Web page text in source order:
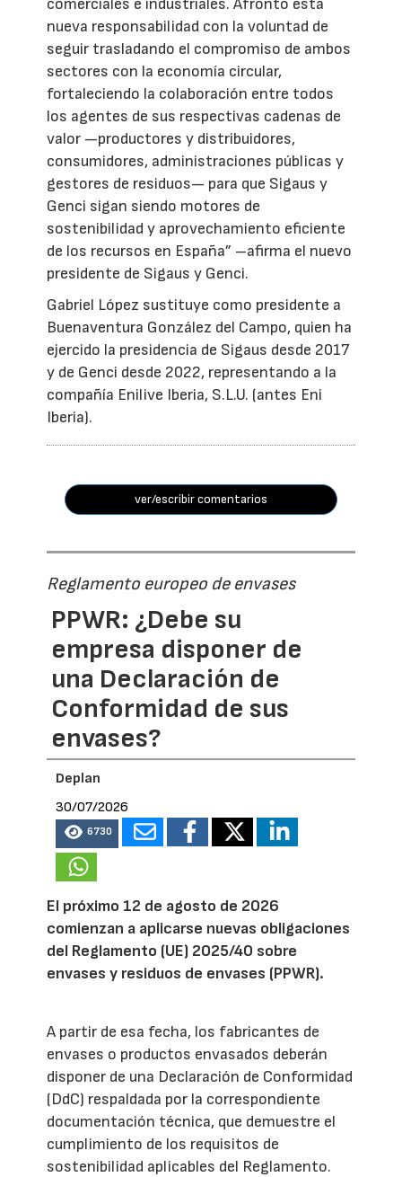
comerciales e industriales. Afronto esta
nueva responsabilidad con la voluntad de
seguir trasladando el compromiso de ambos
sectores con la economía circular,
fortaleciendo la colaboración entre todos
los agentes de sus respectivas cadenas de
valor —productores y distribuidores,
consumidores, administraciones públicas y
gestores de residuos— para que Sigaus y
Genci sigan siendo motores de
sostenibilidad y aprovechamiento eficiente
de los recursos en España” –afirma el nuevo
presidente de Sigaus y Genci.
Gabriel López sustituye como presidente a
Buenaventura González del Campo, quien ha
ejercido la presidencia de Sigaus desde 2017
y de Genci desde 2022, representando a la
compañía Enilive Iberia, S.L.U. (antes Eni
Iberia).
ver/escribir comentarios
Reglamento europeo de envases
PPWR: ¿Debe su
empresa disponer de
una Declaración de
Conformidad de sus
envases?
Deplan
30/07/2026
6730
El próximo 12 de agosto de 2026
comienzan a aplicarse nuevas obligaciones
del Reglamento (UE) 2025/40 sobre
envases y residuos de envases (PPWR).
A partir de esa fecha, los fabricantes de
envases o productos envasados deberán
disponer de una Declaración de Conformidad
(DdC) respaldada por la correspondiente
documentación técnica, que demuestre el
cumplimiento de los requisitos de
sostenibilidad aplicables del Reglamento.